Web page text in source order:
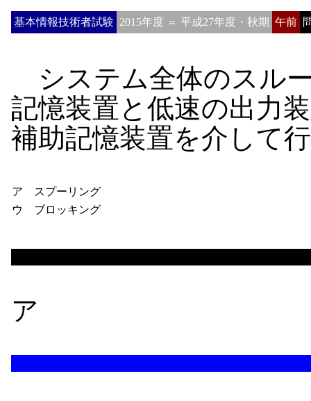
基本情報技術者試験 2015年度 ＝ 平成27年度・秋期 午前
システム全体のスル
記憶装置と低速の出力
補助記憶装置を介して
ア スプーリング
ウ ブロッキング
ア